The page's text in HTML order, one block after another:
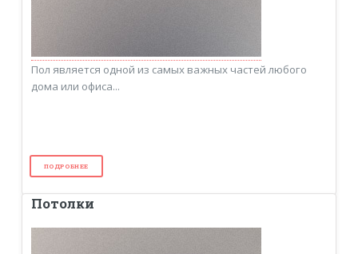
Пол является одной из самых важных частей любого
дома или офиса...
ПОДРОБНЕЕ
Потолки